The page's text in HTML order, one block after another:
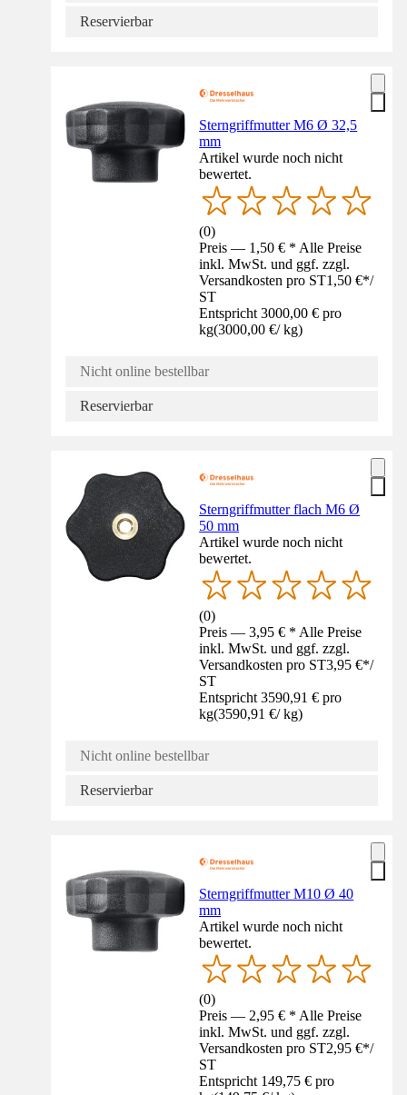
Reservierbar
Sterngriffmutter M6 Ø 32,5
mm
Artikel wurde noch nicht
bewertet.
(0)
Preis — 1,50 € * Alle Preise
inkl. MwSt. und ggf. zzgl.
Versandkosten pro ST1,50 €*/
ST
Entspricht 3000,00 € pro
kg(3000,00 €/ kg)
Nicht online bestellbar
Reservierbar
Sterngriffmutter flach M6 Ø
50 mm
Artikel wurde noch nicht
bewertet.
(0)
Preis — 3,95 € * Alle Preise
inkl. MwSt. und ggf. zzgl.
Versandkosten pro ST3,95 €*/
ST
Entspricht 3590,91 € pro
kg(3590,91 €/ kg)
Nicht online bestellbar
Reservierbar
Sterngriffmutter M10 Ø 40
mm
Artikel wurde noch nicht
bewertet.
(0)
Preis — 2,95 € * Alle Preise
inkl. MwSt. und ggf. zzgl.
Versandkosten pro ST2,95 €*/
ST
Entspricht 149,75 € pro